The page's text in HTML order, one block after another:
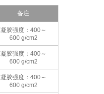
备注
凝胶强度：400～
600 g/cm2
凝胶强度：400～
600 g/cm2
凝胶强度：400～
600 g/cm2